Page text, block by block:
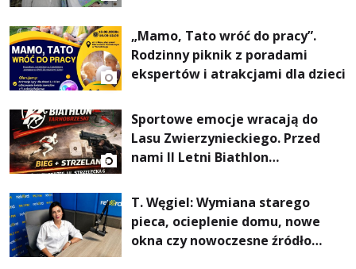
„Mamo, Tato wróć do pracy”.
Rodzinny piknik z poradami
ekspertów i atrakcjami dla dzieci
Sportowe emocje wracają do
Lasu Zwierzynieckiego. Przed
nami II Letni Biathlon
T. Węgiel: Wymiana starego
pieca, ocieplenie domu, nowe
okna czy nowoczesne źródło